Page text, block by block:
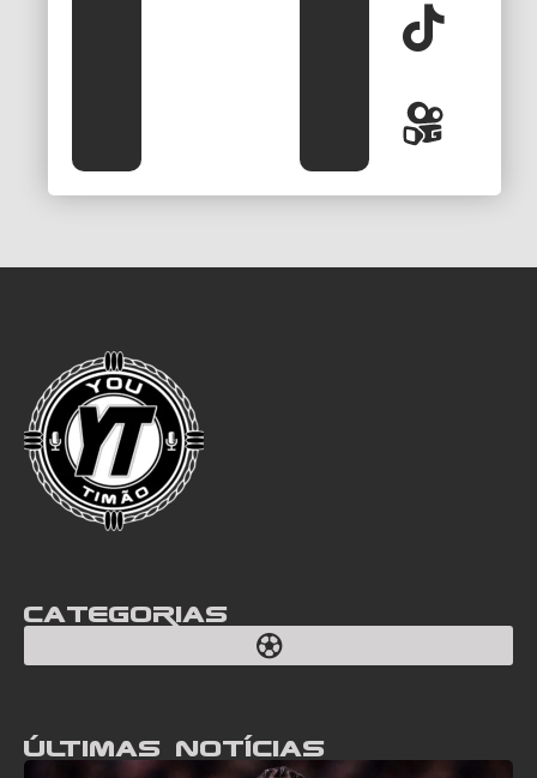
Categorias
Últimas notícias